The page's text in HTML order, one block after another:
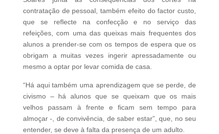
contratação de pessoal, também efeito do factor custo,
que se reflecte na confecção e no serviço das
refeições, com uma das queixas mais frequentes dos
alunos a prender-se com os tempos de espera que os
obrigam a muitas vezes ingerir apressadamente ou
mesmo a optar por levar comida de casa.
“Há aqui também uma aprendizagem que se perde, de
civismo – há alunos que se queixam que os mais
velhos passam à frente e ficam sem tempo para
almoçar -, de convivência, de saber estar”, que, no seu
entender, se deve à falta da presença de um adulto.